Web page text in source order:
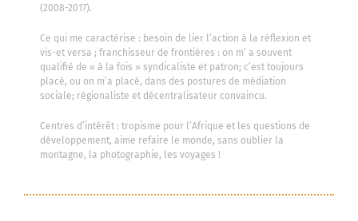
(2008-2017).
Ce qui me caractérise : besoin de lier l’action à la réflexion et
vis-et versa ; franchisseur de frontières : on m’ a souvent
qualifié de « à la fois » syndicaliste et patron; c’est toujours
placé, ou on m’a placé, dans des postures de médiation
sociale; régionaliste et décentralisateur convaincu.
Centres d’intérêt : tropisme pour l’Afrique et les questions de
développement, aime refaire le monde, sans oublier la
montagne, la photographie, les voyages !